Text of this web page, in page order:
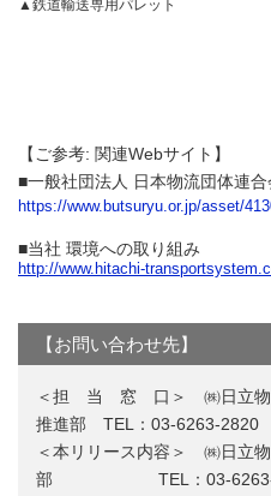
▲鉄道輸送専用パレット
【ご参考: 関連Webサイト】
■一般社団法人 日本物流団体連
https://www.butsuryu.or.jp/asset/
■当社 環境への取り組み
http://www.hitachi-
【お問い合わせ先】
＜担 当 窓 口＞ ㈱日立物流
推進部 TEL：03-6263-2820
＜本リリース内容＞ ㈱日立
部 TEL：03-6263-